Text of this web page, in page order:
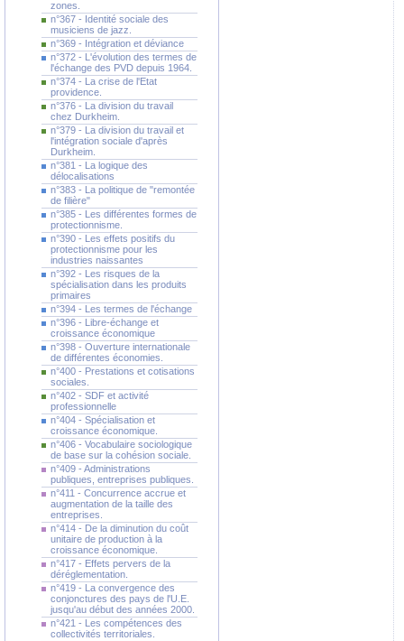
zones.
n°367 - Identité sociale des
musiciens de jazz.
n°369 - Intégration et déviance
n°372 - L'évolution des termes de
l'échange des PVD depuis 1964.
n°374 - La crise de l'Etat
providence.
n°376 - La division du travail
chez Durkheim.
n°379 - La division du travail et
l'intégration sociale d'après
Durkheim.
n°381 - La logique des
délocalisations
n°383 - La politique de "remontée
de filière"
n°385 - Les différentes formes de
protectionnisme.
n°390 - Les effets positifs du
protectionnisme pour les
industries naissantes
n°392 - Les risques de la
spécialisation dans les produits
primaires
n°394 - Les termes de l'échange
n°396 - Libre-échange et
croissance économique
n°398 - Ouverture internationale
de différentes économies.
n°400 - Prestations et cotisations
sociales.
n°402 - SDF et activité
professionnelle
n°404 - Spécialisation et
croissance économique.
n°406 - Vocabulaire sociologique
de base sur la cohésion sociale.
n°409 - Administrations
publiques, entreprises publiques.
n°411 - Concurrence accrue et
augmentation de la taille des
entreprises.
n°414 - De la diminution du coût
unitaire de production à la
croissance économique.
n°417 - Effets pervers de la
déréglementation.
n°419 - La convergence des
conjonctures des pays de l'U.E.
jusqu'au début des années 2000.
n°421 - Les compétences des
collectivités territoriales.